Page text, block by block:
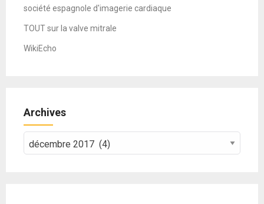
société espagnole d'imagerie cardiaque
TOUT sur la valve mitrale
WikiEcho
Archives